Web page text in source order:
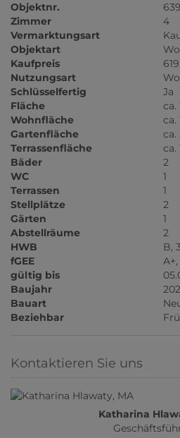
Objektnr.
639
Zimmer
4
Vermarktungsart
Objektart
Kaufpreis
Nutzungsart
Schlüsselfertig
Ja
Fläche
ca.
Wohnfläche ca.
Gartenfläche ca.
Terrassenfläche ca.
Bäder
2
WC
1
Terrassen
1
Stellplätze
2
Gärten
1
Abstellräume
2
HWB
B,
fGEE
gültig bis
Baujahr
Bauart
Beziehbar
Kontaktieren Sie uns
Katharina